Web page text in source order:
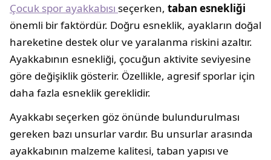
Çocuk spor ayakkabısı seçerken, taban esnekliği
önemli bir faktördür. Doğru esneklik, ayakların doğal
hareketine destek olur ve yaralanma riskini azaltır.
Ayakkabının esnekliği, çocuğun aktivite seviyesine
göre değişiklik gösterir. Özellikle, agresif sporlar için
daha fazla esneklik gereklidir.
Ayakkabı seçerken göz önünde bulundurulması
gereken bazı unsurlar vardır. Bu unsurlar arasında
ayakkabının malzeme kalitesi, taban yapısı ve